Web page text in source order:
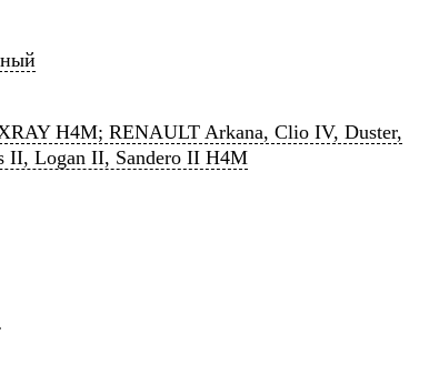
H4M; RENAULT Arkana, Clio IV, Duster,
II, Logan II, Sandero II H4M